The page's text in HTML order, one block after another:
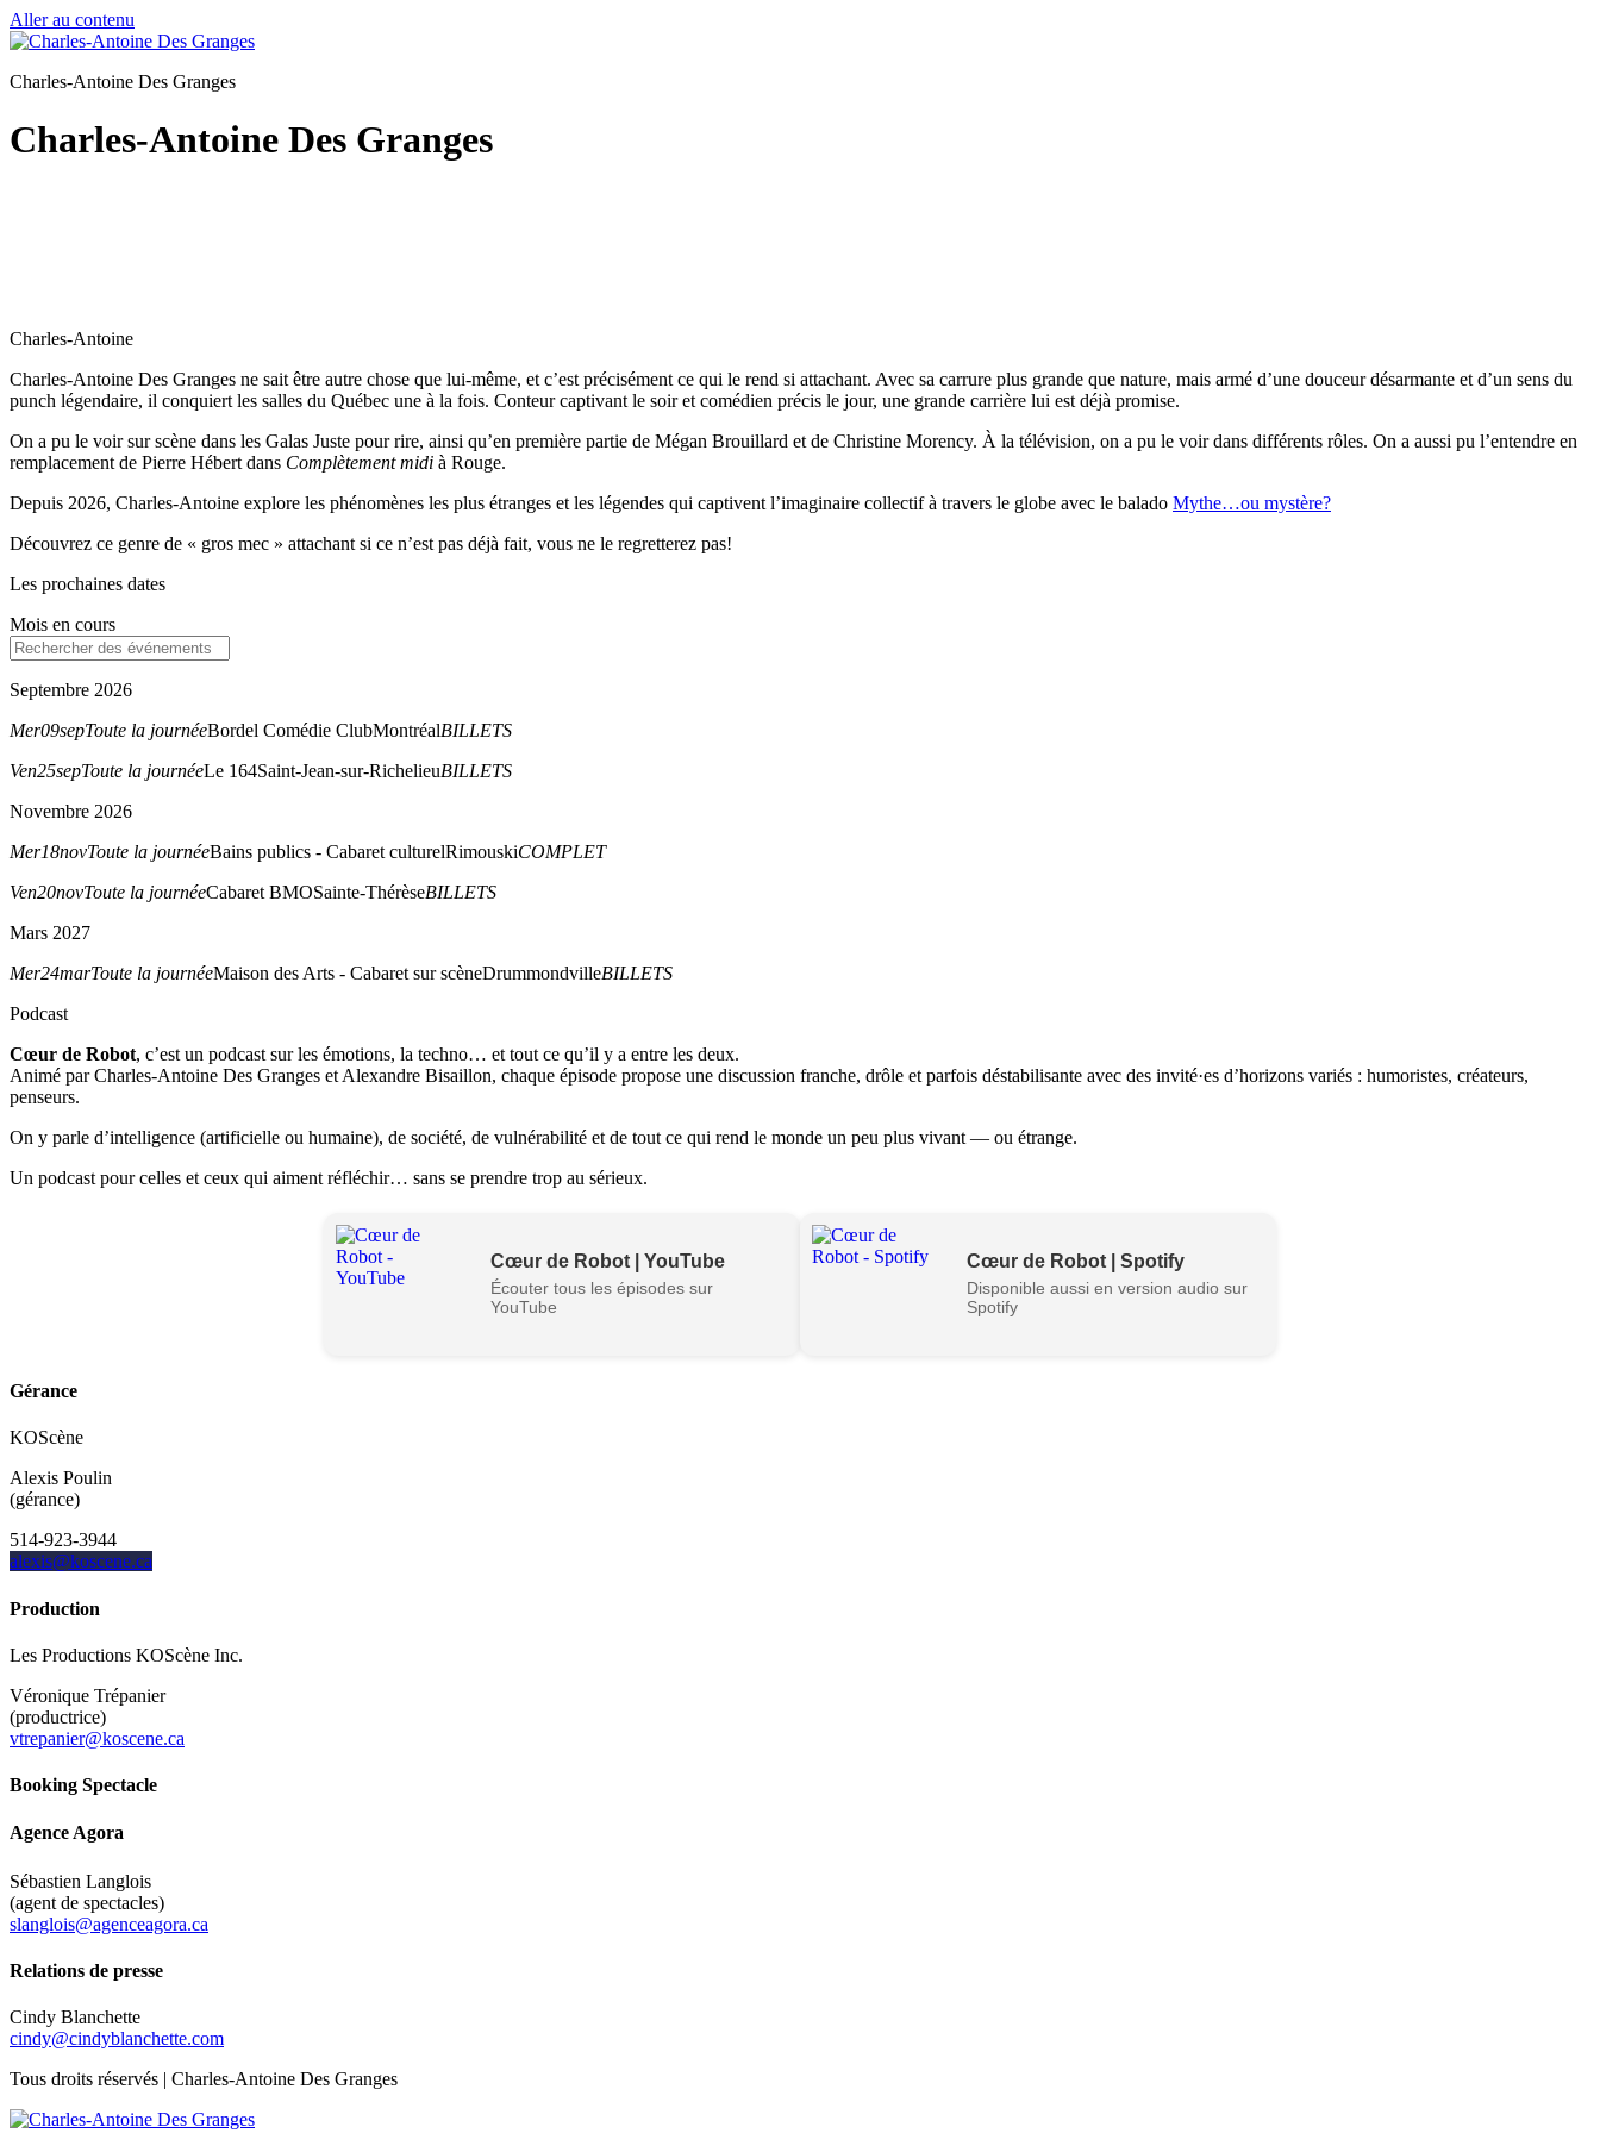
Aller au contenu
Charles-Antoine Des Granges
Charles-Antoine Des Granges
Charles-Antoine
Charles-Antoine Des Granges ne sait être autre chose que lui-même, et c’est précisément ce qui le rend si attachant. Avec sa carrure plus grande que nature, mais armé d’une douceur désarmante et d’un sens du
punch légendaire, il conquiert les salles du Québec une à la fois. Conteur captivant le soir et comédien précis le jour, une grande carrière lui est déjà promise.
On a pu le voir sur scène dans les Galas Juste pour rire, ainsi qu’en première partie de Mégan Brouillard et de Christine Morency. À la télévision, on a pu le voir dans différents rôles. On a aussi pu l’entendre en
remplacement de Pierre Hébert dans Complètement midi à Rouge.
Depuis 2026, Charles-Antoine explore les phénomènes les plus étranges et les légendes qui captivent l’imaginaire collectif à travers le globe avec le balado Mythe…ou mystère?
Découvrez ce genre de « gros mec » attachant si ce n’est pas déjà fait, vous ne le regretterez pas!
Les prochaines dates
Mois en cours
Septembre 2026
Mer09sepToute la journéeBordel Comédie ClubMontréalBILLETS
Ven25sepToute la journéeLe 164Saint-Jean-sur-RichelieuBILLETS
Novembre 2026
Mer18novToute la journéeBains publics - Cabaret culturelRimouskiCOMPLET
Ven20novToute la journéeCabaret BMOSainte-ThérèseBILLETS
Mars 2027
Mer24marToute la journéeMaison des Arts - Cabaret sur scèneDrummondvilleBILLETS
Podcast
Cœur de Robot, c’est un podcast sur les émotions, la techno… et tout ce qu’il y a entre les deux.
Animé par Charles-Antoine Des Granges et Alexandre Bisaillon, chaque épisode propose une discussion franche, drôle et parfois déstabilisante avec des invité·es d’horizons variés : humoristes, créateurs,
penseurs.
On y parle d’intelligence (artificielle ou humaine), de société, de vulnérabilité et de tout ce qui rend le monde un peu plus vivant — ou étrange.
Un podcast pour celles et ceux qui aiment réfléchir… sans se prendre trop au sérieux.
Cœur de Robot | YouTube
Écouter tous les épisodes sur
YouTube
Cœur de Robot | Spotify
Disponible aussi en version audio sur
Spotify
Gérance
KOScène
Alexis Poulin
(gérance)
514-923-3944
alexis@koscene.ca
Production
Les Productions KOScène Inc.
Véronique Trépanier
(productrice)
vtrepanier@koscene.ca
Booking Spectacle
Agence Agora
Sébastien Langlois
(agent de spectacles)
slanglois@agenceagora.ca
Relations de presse
Cindy Blanchette
cindy@cindyblanchette.com
Tous droits réservés | Charles-Antoine Des Granges